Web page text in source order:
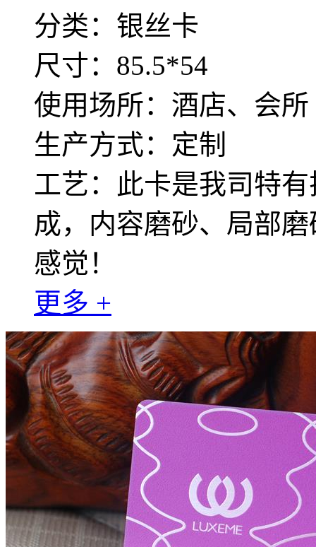
分类：银丝卡
尺寸：85.5*54
使用场所：酒店、会所
生产方式：定制
工艺：此卡是我司特
成，内容磨砂、局部
感觉！
更多 +